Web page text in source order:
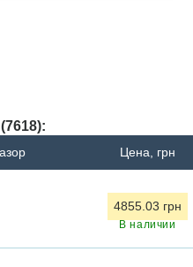
Цена, грн
4855.03 грн
В наличии